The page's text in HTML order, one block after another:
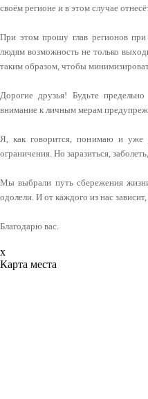
своём регионе и в этом случае
При этом прошу глав регионов при
людям возможность не только
таким образом, чтобы
Дорогие друзья! Будьте
внимание к личным мерам
Я, как говорится, понимаю и уже
ограничения. Но заразиться,
Мы выбрали путь сбережения
одолели. И от каждого из нас
Благодарю вас.
x
Карта места